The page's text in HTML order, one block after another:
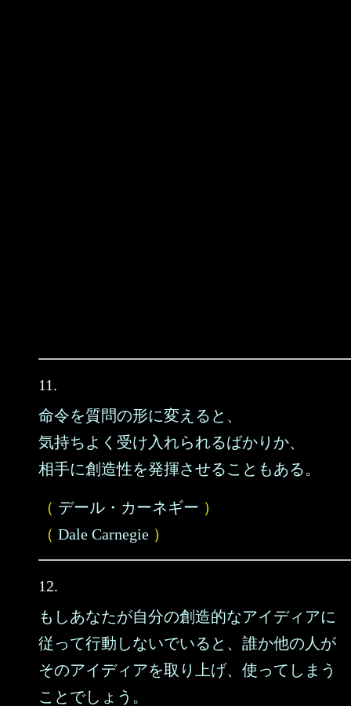
11.
命令を質問の形に変えると、
気持ちよく受け入れられるばかりか、
相手に創造性を発揮させることもある。
（ デール・カーネギー ）
（ Dale Carnegie ）
12.
もしあなたが自分の創造的なアイディアに
従って行動しないでいると、誰か他の人が
そのアイディアを取り上げ、使ってしまう
ことでしょう。